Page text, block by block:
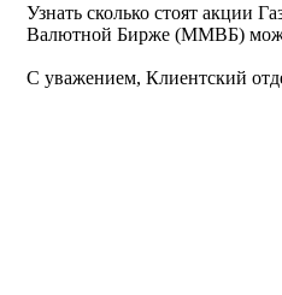
Узнать сколько стоят акции
Валютной Бирже (ММВБ)
С уважением, Клиентский